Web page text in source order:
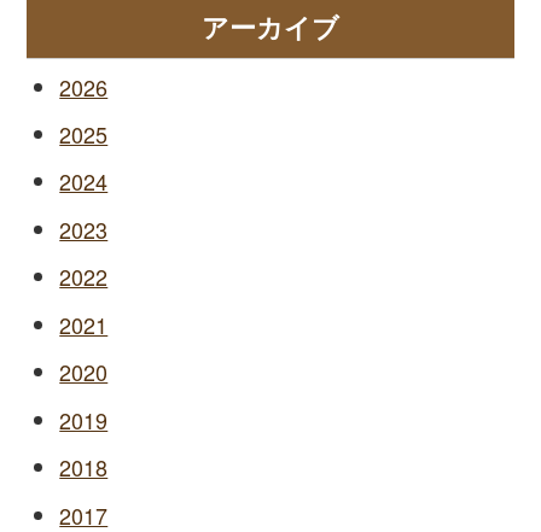
アーカイブ
2026
2025
2024
2023
2022
2021
2020
2019
2018
2017